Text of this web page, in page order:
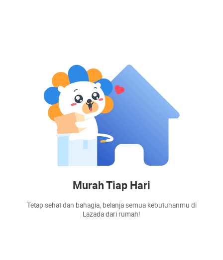
Murah Tiap Hari
Tetap sehat dan bahagia, belanja semua kebutuhanmu di
Lazada dari rumah!